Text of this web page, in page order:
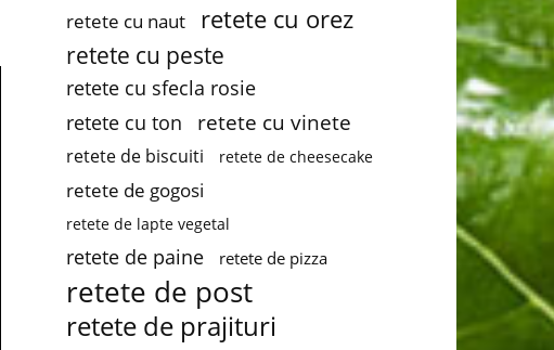
retete cu naut
retete cu orez
retete cu peste
retete cu sfecla rosie
retete cu ton
retete cu vinete
retete de biscuiti retete de cheesecake
retete de gogosi
retete de lapte vegetal
retete de paine retete de pizza
retete de post
retete de prajituri